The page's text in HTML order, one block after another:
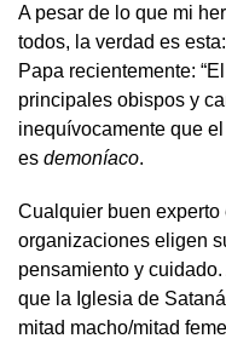
A pesar de lo que mi
todos, la verdad es esta:
Papa recientemente:
principales obispos y
inequívocamente que
es demoníaco.
Cualquier buen
organizaciones eligen
pensamiento y
que la Iglesia de
mitad macho/mitad